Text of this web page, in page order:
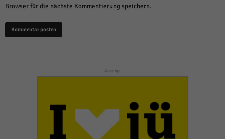
Browser für die nächste Kommentierung speichern.
- Anzeige -